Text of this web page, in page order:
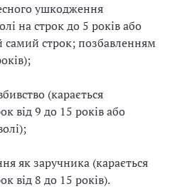
ушкодження
на строк до 5 років або
самий строк; позбавленням
(карається
від 9 до 15 років або
як заручника (карається
від 8 до 15 років).